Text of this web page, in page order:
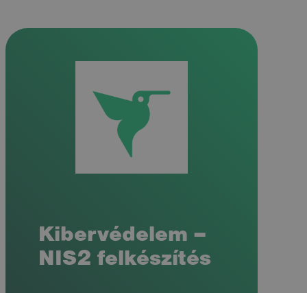
Kibervédelem –
NIS2 felkészítés